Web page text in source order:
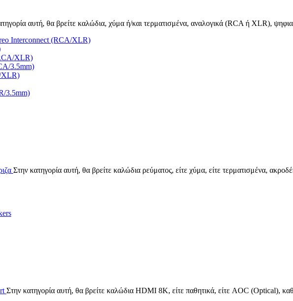
αυτή, θα βρείτε καλώδια, χύμα ή/και τερματισμένα, αναλογικά (RCA ή XLR),
Interconnect (RCA/XLR)
XLR)
3.5mm)
XLR)
3.5mm)
Στην κατηγορία αυτή, θα βρείτε καλώδια ρεύματος, είτε χύμα, είτε τερματισμένα,
Στην κατηγορία αυτή, θα βρείτε καλώδια HDMI 8K, είτε παθητικά, είτε AOC (Optical),